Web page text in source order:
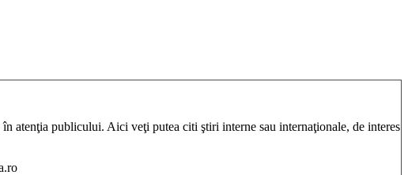
atenţia publicului. Aici veţi putea citi ştiri interne sau internaţionale, de interes